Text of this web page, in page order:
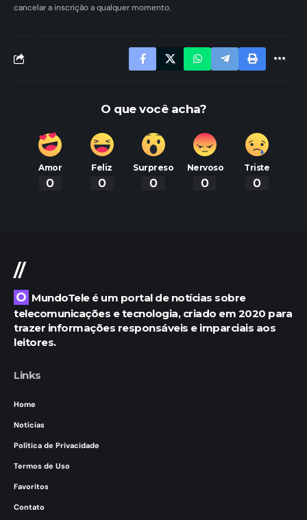
cancelar a inscrição a qualquer momento.
O que você acha?
Amor
0
Feliz
0
Surpreso
0
Nervoso
0
Triste
0
//
O MundoTele é um portal de notícias sobre
telecomunicações e tecnologia, criado em 2020 para
trazer informações responsáveis e imparciais aos
leitores.
Links
Home
Notícias
Política de Privacidade
Termos de Uso
Favoritos
Contato